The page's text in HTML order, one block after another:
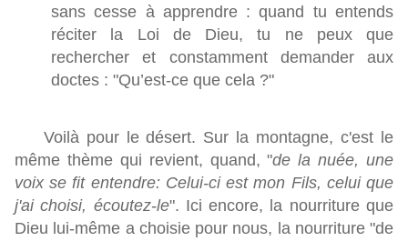
sans cesse à apprendre : quand tu entends
réciter la Loi de Dieu, tu ne peux que
rechercher et constamment demander aux
doctes : "Qu’est-ce que cela ?"
Voilà pour le désert. Sur la montagne, c'est le
même thème qui revient, quand, "de la nuée, une
voix se fit entendre: Celui-ci est mon Fils, celui que
j'ai choisi, écoutez-le". Ici encore, la nourriture que
Dieu lui-même a choisie pour nous, la nourriture "de